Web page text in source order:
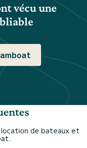
vécu une
location de bateaux et